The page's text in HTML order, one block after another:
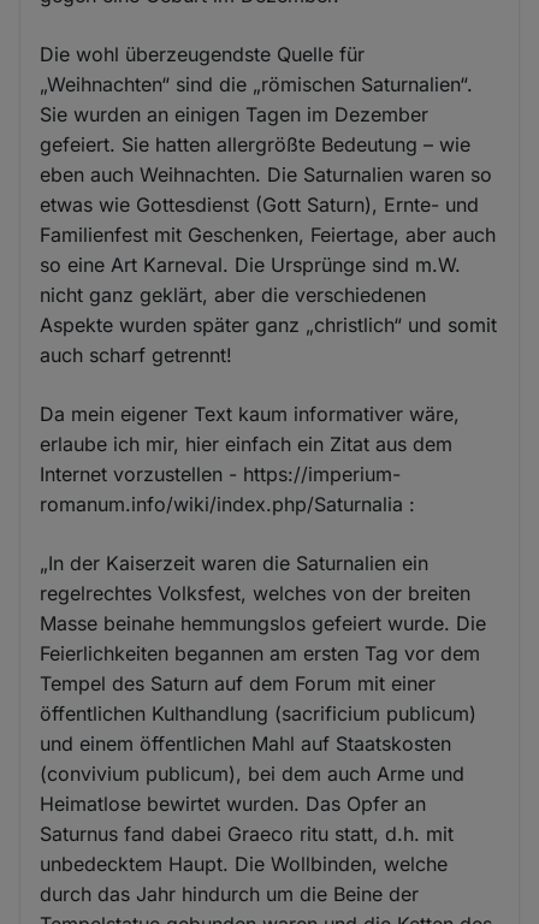
Die wohl überzeugendste Quelle für
„Weihnachten“ sind die „römischen Saturnalien“.
Sie wurden an einigen Tagen im Dezember
gefeiert. Sie hatten allergrößte Bedeutung – wie
eben auch Weihnachten. Die Saturnalien waren so
etwas wie Gottesdienst (Gott Saturn), Ernte- und
Familienfest mit Geschenken, Feiertage, aber auch
so eine Art Karneval. Die Ursprünge sind m.W.
nicht ganz geklärt, aber die verschiedenen
Aspekte wurden später ganz „christlich“ und somit
auch scharf getrennt!
Da mein eigener Text kaum informativer wäre,
erlaube ich mir, hier einfach ein Zitat aus dem
Internet vorzustellen - https://imperium-
romanum.info/wiki/index.php/Saturnalia :
„In der Kaiserzeit waren die Saturnalien ein
regelrechtes Volksfest, welches von der breiten
Masse beinahe hemmungslos gefeiert wurde. Die
Feierlichkeiten begannen am ersten Tag vor dem
Tempel des Saturn auf dem Forum mit einer
öffentlichen Kulthandlung (sacrificium publicum)
und einem öffentlichen Mahl auf Staatskosten
(convivium publicum), bei dem auch Arme und
Heimatlose bewirtet wurden. Das Opfer an
Saturnus fand dabei Graeco ritu statt, d.h. mit
unbedecktem Haupt. Die Wollbinden, welche
durch das Jahr hindurch um die Beine der